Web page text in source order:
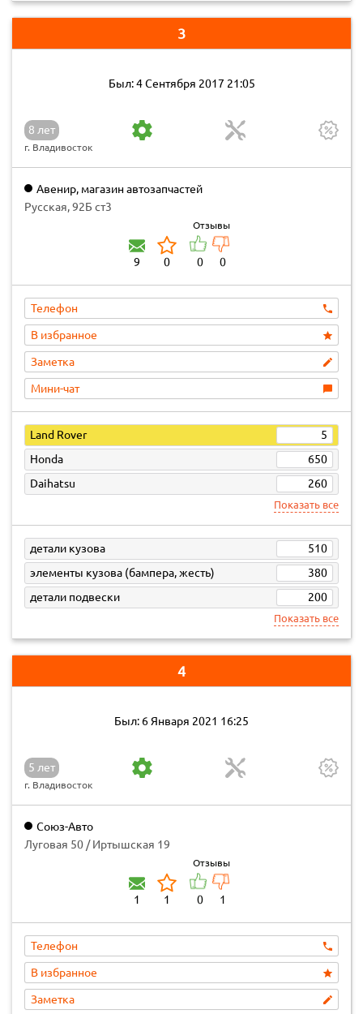
3
Был: 4 Сентября 2017 21:05
8 лет
г. Владивосток
Авенир, магазин автозапчастей
Русская, 92Б ст3
9 0
Отзывы
0 0
Телефон
В избранное
Заметка
Мини-чат
Land Rover
5
Honda
650
Daihatsu
260
Показать все
детали кузова
510
элементы кузова (бампера, жесть)
380
детали подвески
200
Показать все
4
Был: 6 Января 2021 16:25
5 лет
г. Владивосток
Союз-Авто
Луговая 50 / Иртышская 19
1 1
Отзывы
0 1
Телефон
В избранное
Заметка